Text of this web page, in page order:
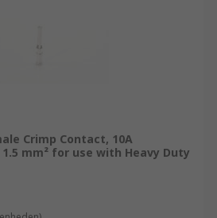
onto wires using an
crimping tool. This
a more reliable
terminals can also be
Crimp Contact, 10A
mm² for use with Heavy Duty